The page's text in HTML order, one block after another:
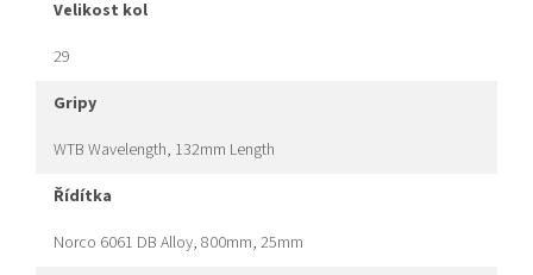
velikost kol
29
gripy
WTB Wavelength, 132mm Length
řídítka
Norco 6061 DB Alloy, 800mm, 25mm